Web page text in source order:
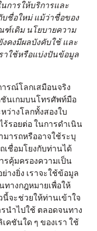
การให้บริการและ
บชื่อใหม่ แม้ว่าชื่อของ
ฑ์เดิม นโยบายความ
คงมีผลบังคับใช้ และ
าใช้หรือแบ่งปันข้อมูล
ารณ์โลกเสมือนจริง
ชันเกมบนโทรศัพท์มือ
ว่างโลกทั้งสองใบ
ร้รอยต่อ ในการดำเนิน
มารถหรืออาจใช้ระบุ
เชื่อมโยงกับท่านได้
รคุ้มครองความเป็น
างยิ่ง เราจะใช้ข้อมูล
างกฎหมายเพื่อให้
จะช่วยให้ท่านเข้าใจ
นำไปใช้ ตลอดจนทาง
คชันใด ๆ ของเรา ใช้